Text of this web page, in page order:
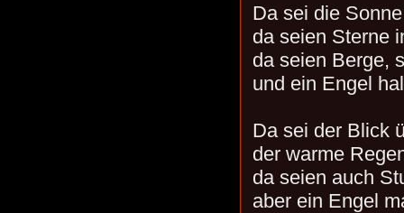
Da sei die
da seien Sterne
da seien Berge,
und ein Engel
Da sei der Blick
der warme
da seien auch
aber ein Engel